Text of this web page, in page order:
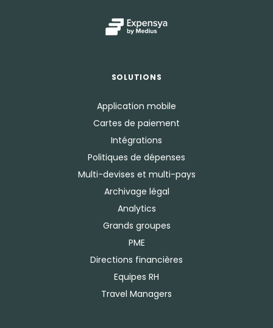
SOLUTIONS
Application mobile
Cartes de paiement
Intégrations
Politiques de dépenses
Multi-devises et multi-pays
Archivage légal
Analytics
Grands groupes
PME
Directions financières
Equipes RH
Travel Managers